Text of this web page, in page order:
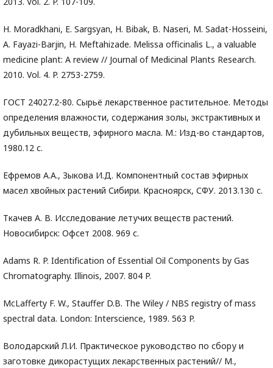
H. Moradkhani, E. Sargsyan, H. Bibak, B. Naseri, M. Sadat-Hosseini,
A. Fayazi-Barjin, H. Meftahizade. Melissa officinalis L., a valuable
medicine plant: A review // Journal of Medicinal Plants Research.
2010. Vol. 4. P. 2753-2759.
ГОСТ 24027.2-80. Сырьё лекарственное растительное. Методы
определения влажности, содержания золы, экстрактивных и
дубильных веществ, эфирного масла. М.: Изд-во стандартов,
1980.12 с.
Ефремов А.А., Зыкова И.Д. Компонентный состав эфирных
масел хвойных растений Сибири. Красноярск, СФУ. 2013.130 с.
Ткачев А. В. Исследование летучих веществ растений.
Новосибирск: Офсет 2008. 969 с.
Adams R. P. Identification of Essential Oil Components by Gas
Chromatography. Illinois, 2007. 804 P.
McLafferty F. W., Stauffer D.B. The Wiley / NBS registry of mass
spectral data. London: Interscience, 1989. 563 P.
Володарский Л.И. Практическое руководство по сбору и
заготовке дикорастущих лекарственных растений// М.,